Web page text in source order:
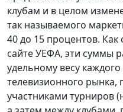
клубам и в целом
так называемого
40 до 15 процентов.
сайте УЕФА, эти суммы
удельному весу
телевизионного рынка,
участниками турниров